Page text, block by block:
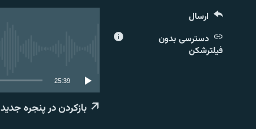
برنامه‌های رادیویی
فرکانس‌ها
چندرسانه‌ای
گزارش‌های تصویری
گزارش‌های ویدئویی
زنان فردا
25:39
بازکردن در پنجره جدید
ارسال
دسترسی بدون
فیلترشکن